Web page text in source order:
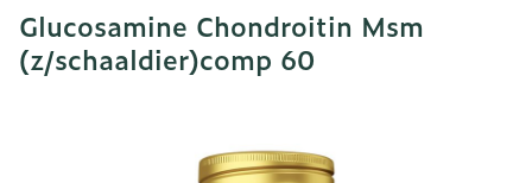
Glucosamine Chondroitin Msm
(z/schaaldier)comp 60